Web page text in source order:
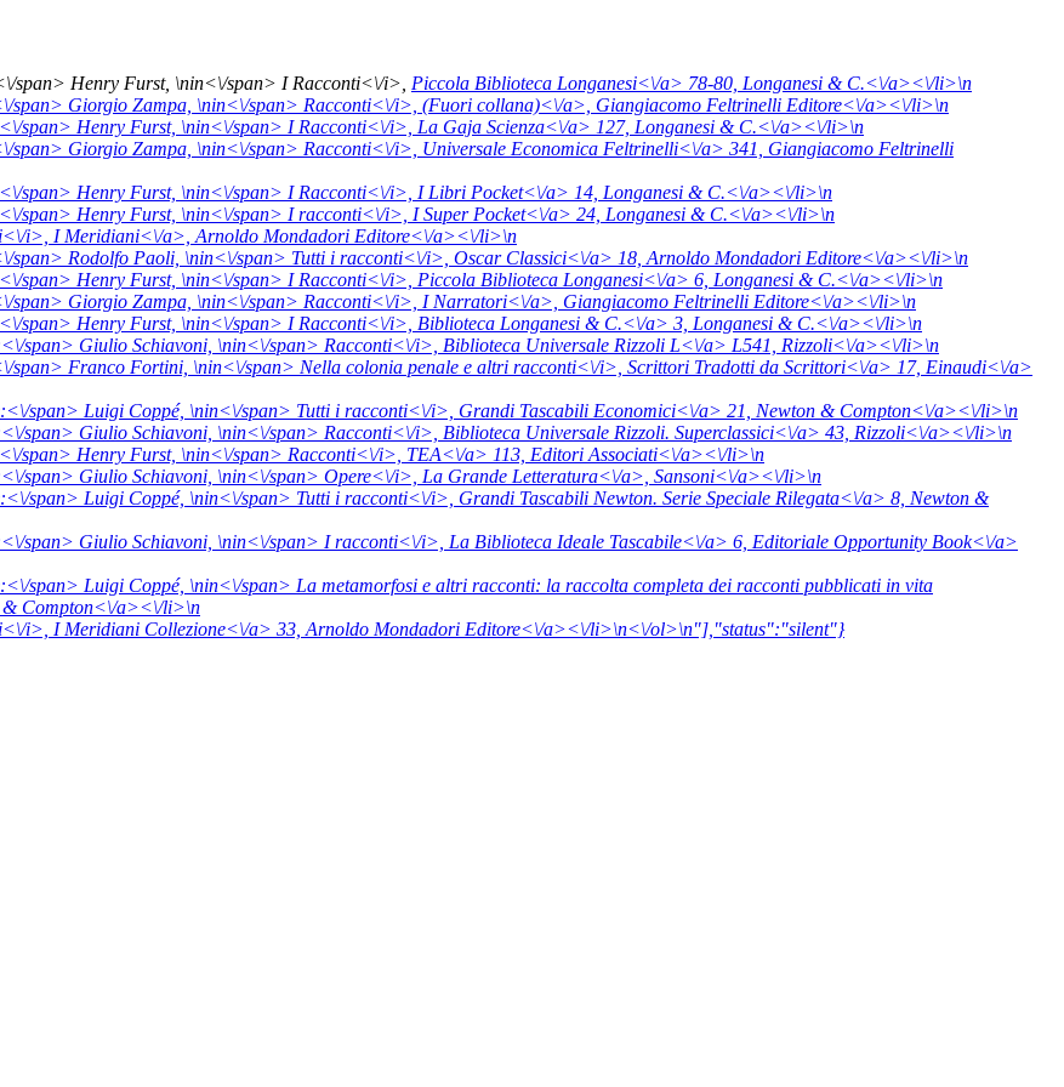
span> Henry Furst, \nin<\/span> I Racconti<\/i>, Piccola Biblioteca Longanesi<\/a> 78-80, Longanesi & C.<\/a><\/li>\n
span> Giorgio Zampa, \nin<\/span> Racconti<\/i>, (Fuori collana)<\/a>, Giangiacomo Feltrinelli Editore<\/a><\/li>\n
span> Henry Furst, \nin<\/span> I Racconti<\/i>, La Gaja Scienza<\/a> 127, Longanesi & C.<\/a><\/li>\n
span> Giorgio Zampa, \nin<\/span> Racconti<\/i>, Universale Economica Feltrinelli<\/a> 341, Giangiacomo Feltrinelli
span> Henry Furst, \nin<\/span> I Racconti<\/i>, I Libri Pocket<\/a> 14, Longanesi & C.<\/a><\/li>\n
span> Henry Furst, \nin<\/span> I racconti<\/i>, I Super Pocket<\/a> 24, Longanesi & C.<\/a><\/li>\n
i>, I Meridiani<\/a>, Arnoldo Mondadori Editore<\/a><\/li>\n
span> Rodolfo Paoli, \nin<\/span> Tutti i racconti<\/i>, Oscar Classici<\/a> 18, Arnoldo Mondadori Editore<\/a><\/li>\n
span> Henry Furst, \nin<\/span> I Racconti<\/i>, Piccola Biblioteca Longanesi<\/a> 6, Longanesi & C.<\/a><\/li>\n
span> Giorgio Zampa, \nin<\/span> Racconti<\/i>, I Narratori<\/a>, Giangiacomo Feltrinelli Editore<\/a><\/li>\n
span> Henry Furst, \nin<\/span> I Racconti<\/i>, Biblioteca Longanesi & C.<\/a> 3, Longanesi & C.<\/a><\/li>\n
span> Giulio Schiavoni, \nin<\/span> Racconti<\/i>, Biblioteca Universale Rizzoli L<\/a> L541, Rizzoli<\/a><\/li>\n
span> Franco Fortini, \nin<\/span> Nella colonia penale e altri racconti<\/i>, Scrittori Tradotti da Scrittori<\/a> 17, Einaudi<\/a>
span> Luigi Coppé, \nin<\/span> Tutti i racconti<\/i>, Grandi Tascabili Economici<\/a> 21, Newton & Compton<\/a><\/li>\n
span> Giulio Schiavoni, \nin<\/span> Racconti<\/i>, Biblioteca Universale Rizzoli. Superclassici<\/a> 43, Rizzoli<\/a><\/li>\n
span> Henry Furst, \nin<\/span> Racconti<\/i>, TEA<\/a> 113, Editori Associati<\/a><\/li>\n
span> Giulio Schiavoni, \nin<\/span> Opere<\/i>, La Grande Letteratura<\/a>, Sansoni<\/a><\/li>\n
span> Luigi Coppé, \nin<\/span> Tutti i racconti<\/i>, Grandi Tascabili Newton. Serie Speciale Rilegata<\/a> 8, Newton &
span> Giulio Schiavoni, \nin<\/span> I racconti<\/i>, La Biblioteca Ideale Tascabile<\/a> 6, Editoriale Opportunity Book<\/a>
span> Luigi Coppé, \nin<\/span> La metamorfosi e altri racconti: la raccolta completa dei racconti pubblicati in vita
& Compton<\/a><\/li>\n
i>, I Meridiani Collezione<\/a> 33, Arnoldo Mondadori Editore<\/a><\/li>\n<\/ol>\n"],"status":"silent"}